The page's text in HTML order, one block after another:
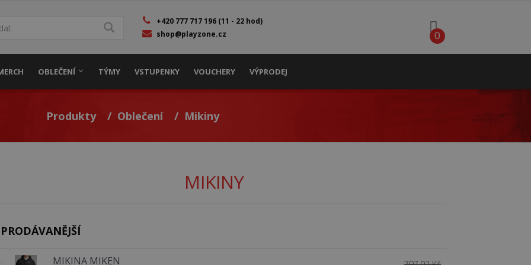
+420 777 717 196 (11 - 22 hod)
shop@playzone.cz
0
OBLEČENÍ TÝMY VSTUPENKY VOUCHERY VÝPRODEJ
Produkty Oblečení Mikiny
MIKINY
MIKINA MIKEN